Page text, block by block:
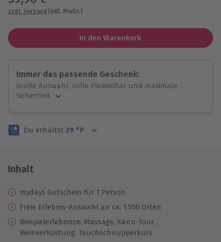
zzgl. Versand (inkl. MwSt.)
In den Warenkorb
Immer das passende Geschenk:
Große Auswahl, volle Flexibilität und maximale
Sicherheit
Volle Flexibilität
3 Jahre gültig & verlängerbar.
Du erhältst 29 °P
Inhalt
mydays Gutschein für 1 Person
Freie Erlebnis-Auswahl an ca. 1.500 Orten
Beispielerlebnisse: Massage, Kanu-Tour,
Weinverkostung, Tauchschnupperkurs